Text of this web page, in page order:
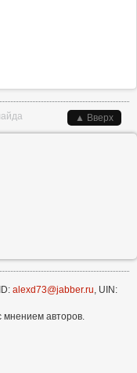
▲ Вверх
alexd73@jabber.ru, UIN:
мнением авторов.